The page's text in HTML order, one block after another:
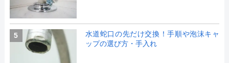
5
水道蛇口の先だけ交換！手順や泡沫キャ
ップの選び方・手入れ